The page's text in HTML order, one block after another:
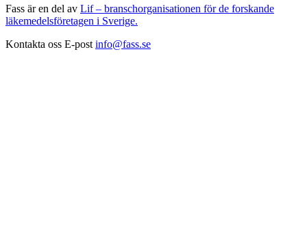
Fass är en del av Lif – branschorganisationen för de forskande
läkemedelsföretagen i Sverige.
Kontakta oss E-post info@fass.se